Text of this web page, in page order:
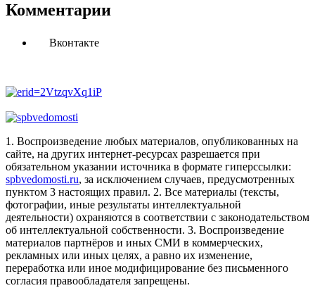
Комментарии
Вконтакте
1. Воспроизведение любых материалов, опубликованных на
сайте, на других интернет-ресурсах разрешается при
обязательном указании источника в формате гиперссылки:
spbvedomosti.ru, за исключением случаев, предусмотренных
пунктом 3 настоящих правил. 2. Все материалы (тексты,
фотографии, иные результаты интеллектуальной
деятельности) охраняются в соответствии с законодательством
об интеллектуальной собственности. 3. Воспроизведение
материалов партнёров и иных СМИ в коммерческих,
рекламных или иных целях, а равно их изменение,
переработка или иное модифицирование без письменного
согласия правообладателя запрещены.